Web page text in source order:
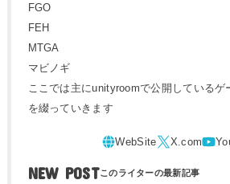
FGO
FEH
MTGA
マビノギ
ここでは主にunityroomで公開している
を綴っていきます
NEW POST